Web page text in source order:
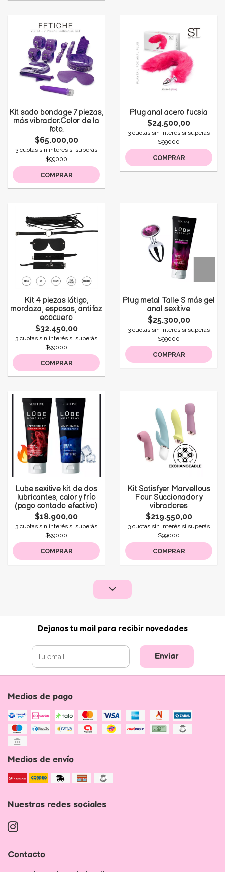
Kit sado bondage 7 piezas,
más vibrador.Color de la
foto.
$65.000,00
3 cuotas sin interés si superás
$99000
COMPRAR
Plug anal acero fucsia
$24.500,00
3 cuotas sin interés si superás
$99000
COMPRAR
Kit 4 piezas látigo,
mordaza, esposas, antifaz
ecocuero
$32.450,00
3 cuotas sin interés si superás
$99000
COMPRAR
Plug metal Talle S más gel
anal sexitive
$25.300,00
3 cuotas sin interés si superás
$99000
COMPRAR
Lube sexitive kit de dos
lubricantes, calor y frío
(pago contado efectivo)
$18.900,00
3 cuotas sin interés si superás
$99000
COMPRAR
Kit Satisfyer Marvellous
Four Succionador y
vibradores
$219.550,00
3 cuotas sin interés si superás
$99000
COMPRAR
Dejanos tu mail para recibir novedades
Enviar
Medios de pago
Medios de envío
Nuestras redes sociales
Contacto